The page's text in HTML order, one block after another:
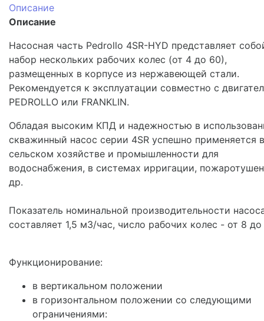
Описание
Описание
Насосная часть Pedrollo 4SR-HYD представляет
набор нескольких рабочих колес (от 4 до 60),
размещенных в корпусе из нержавеющей стали.
Рекомендуется к эксплуатации совместно с
PEDROLLO или FRANKLIN.
Обладая высоким КПД и надежностью в
скважинный насос серии 4SR успешно применяется в
сельском хозяйстве и промышленности для
водоснабжения, в системах ирригации,
др.
Показатель номинальной производительности
составляет 1,5 м3/час, число рабочих колес - от 8 до
Функционирование:
в вертикальном положении
в горизонтальном положении со следующими
ограничениями: